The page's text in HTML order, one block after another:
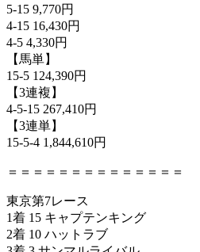
5-15 9,770円
4-15 16,430円
4-5 4,330円
【馬単】
15-5 124,390円
【3連複】
4-5-15 267,410円
【3連単】
15-5-4 1,844,610円
＝＝＝＝＝＝＝＝＝＝＝＝＝＝
東京第7レース
1着 15 キャプテンキング
2着 10 ハットラブ